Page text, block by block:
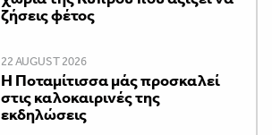
ζήσεις φέτος
22 AUGUST 2026
Η Ποταμίτισσα μάς προσκαλεί
στις καλοκαιρινές της
εκδηλώσεις